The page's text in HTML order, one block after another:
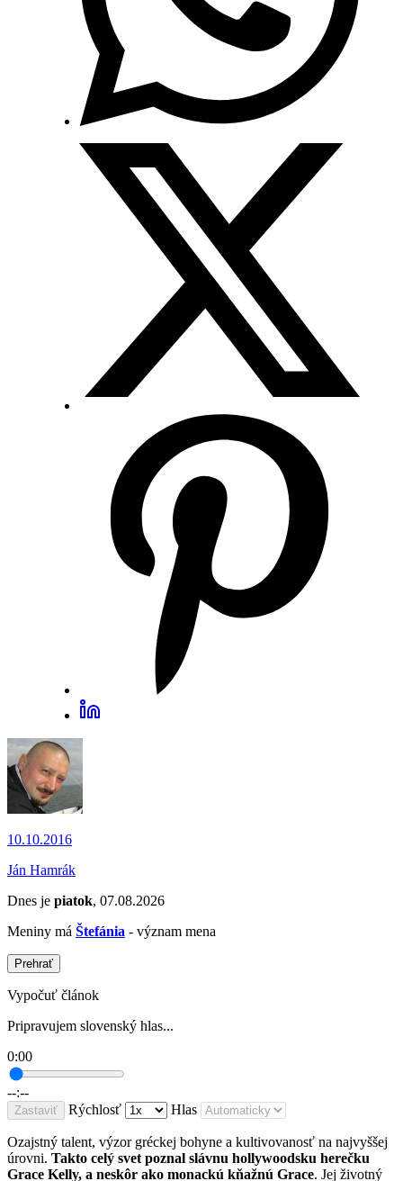
10.10.2016
Ján Hamrák
Dnes je piatok, 07.08.2026
Meniny má Štefánia - význam mena
Prehrať
Vypočuť článok
Pripravujem slovenský hlas...
0:00
--:--
Zastaviť Rýchlosť Hlas
Ozajstný talent, výzor gréckej bohyne a kultivovanosť na najvyššej
úrovni. Takto celý svet poznal slávnu hollywoodsku herečku
Grace Kelly, a neskôr ako monackú kňažnú Grace. Jej životný